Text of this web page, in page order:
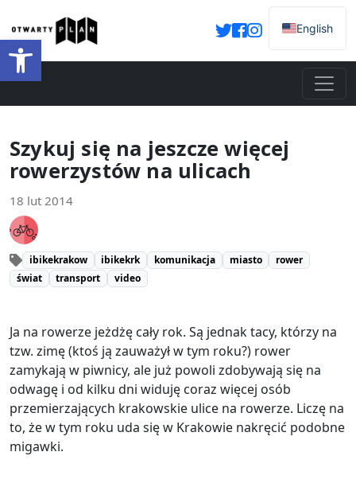
Otwórz pasek narzędzi
English
Szykuj się na jeszcze więcej
rowerzystów na ulicach
18 lut 2014
ibikekrakow ibikekrk komunikacja miasto
rower
świat
transport video
Ja na rowerze jeżdżę cały rok. Są jednak tacy, którzy na
tzw. zimę (ktoś ją zauważył w tym roku?) rower
zamykają w piwnicy, ale już powoli zdobywają się na
odwagę i od kilku dni widuję coraz więcej osób
przemierzających krakowskie ulice na rowerze. Liczę na
to, że w tym roku uda się w Krakowie nakręcić podobne
migawki.